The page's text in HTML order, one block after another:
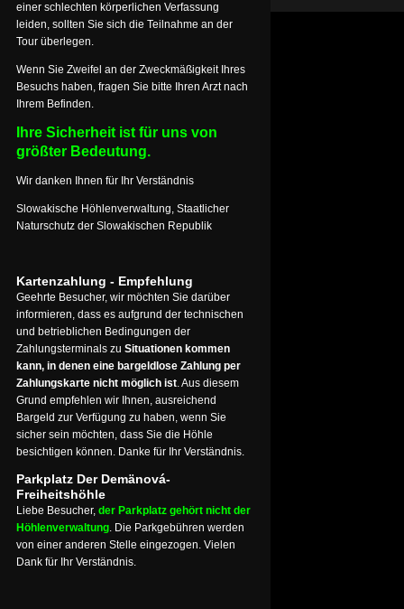
einer schlechten körperlichen Verfassung
leiden, sollten Sie sich die Teilnahme an der
Tour überlegen.
Wenn Sie Zweifel an der Zweckmäßigkeit Ihres
Besuchs haben, fragen Sie bitte Ihren Arzt nach
Ihrem Befinden.
Ihre Sicherheit ist für uns von
größter Bedeutung.
Wir danken Ihnen für Ihr Verständnis
Slowakische Höhlenverwaltung, Staatlicher
Naturschutz der Slowakischen Republik
Kartenzahlung - Empfehlung
Geehrte Besucher, wir möchten Sie darüber
informieren, dass es aufgrund der technischen
und betrieblichen Bedingungen der
Zahlungsterminals zu Situationen kommen
kann, in denen eine bargeldlose Zahlung per
Zahlungskarte nicht möglich ist. Aus diesem
Grund empfehlen wir Ihnen, ausreichend
Bargeld zur Verfügung zu haben, wenn Sie
sicher sein möchten, dass Sie die Höhle
besichtigen können. Danke für Ihr Verständnis.
Parkplatz Der Demänová-
Freiheitshöhle
Liebe Besucher, der Parkplatz gehört nicht der
Höhlenverwaltung. Die Parkgebühren werden
von einer anderen Stelle eingezogen. Vielen
Dank für Ihr Verständnis.